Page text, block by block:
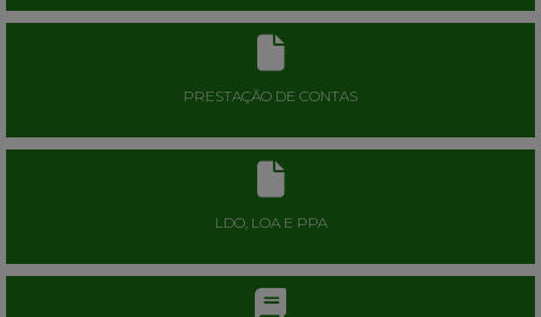
PRESTAÇÃO DE CONTAS
LDO, LOA E PPA